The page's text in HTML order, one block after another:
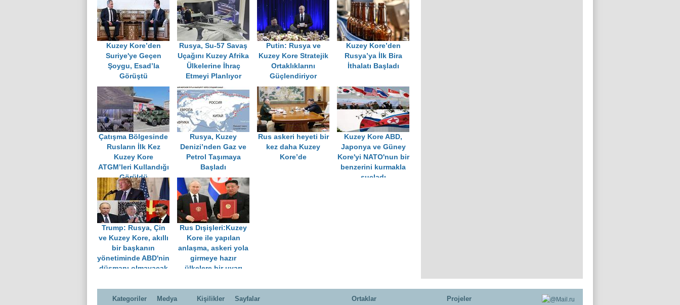
Kuzey Kore’den
Suriye'ye Geçen
Şoygu, Esad’la
Görüştü
Rusya, Su-57 Savaş
Uçağını Kuzey Afrika
Ülkelerine İhraç
Etmeyi Planlıyor
Putin: Rusya ve
Kuzey Kore Stratejik
Ortaklıklarını
Güçlendiriyor
Kuzey Kore’den
Rusya’ya İlk Bira
İthalatı Başladı
Çatışma Bölgesinde
Rusların İlk Kez
Kuzey Kore
ATGM’leri Kullandığı
Görüldü
Rusya, Kuzey
Denizi’nden Gaz ve
Petrol Taşımaya
Başladı
Rus askeri heyeti bir
kez daha Kuzey
Kore’de
Kuzey Kore ABD,
Japonya ve Güney
Kore'yi NATO'nun bir
benzerini kurmakla
suçladı
Trump: Rusya, Çin
ve Kuzey Kore, akıllı
bir başkanın
yönetiminde ABD'nin
düşmanı olmayacak
Rus Dışişleri:Kuzey
Kore ile yapılan
anlaşma, askeri yola
girmeye hazır
ülkelere bir uyarı
Kategoriler Medya Kişilikler Sayfalar Ortaklar Projeler